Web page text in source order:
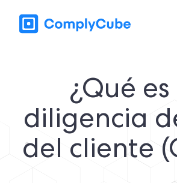
¿Qué es
diligencia
del cliente